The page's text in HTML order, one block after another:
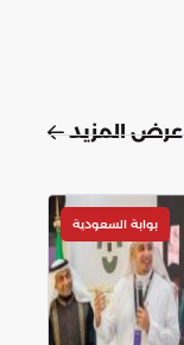
عرض المزيد
بوابة السعودية